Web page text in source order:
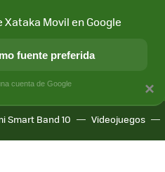
APLICACIONES
Smart Band 10 Videojuegos
×
Xataka Movil en Google
fuente preferida
cuenta de Google